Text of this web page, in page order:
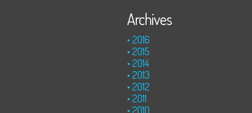
Archives
2016
2015
2014
2013
2012
2011
2010